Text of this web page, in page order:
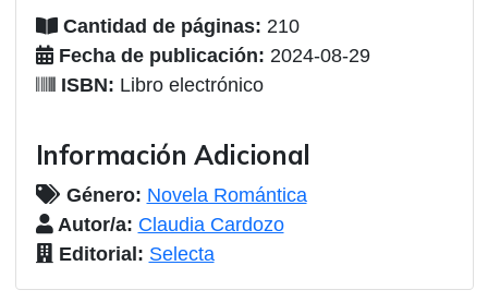
Cantidad de páginas: 210
Fecha de publicación: 2024-08-29
ISBN: Libro electrónico
Información Adicional
Género: Novela Romántica
Autor/a: Claudia Cardozo
Editorial: Selecta